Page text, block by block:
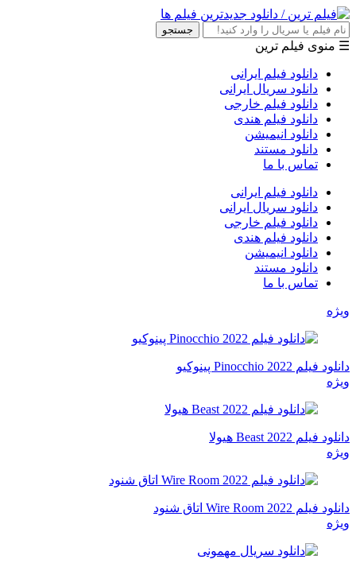
جستجو
☰ منوی فیلم ترین
دانلود فیلم ایرانی
دانلود سریال ایرانی
دانلود فیلم خارجی
دانلود فیلم هندی
دانلود انیمیشن
دانلود مستند
تماس با ما
دانلود فیلم ایرانی
دانلود سریال ایرانی
دانلود فیلم خارجی
دانلود فیلم هندی
دانلود انیمیشن
دانلود مستند
تماس با ما
ویژه
دانلود فیلم Pinocchio 2022 پینوکیو
ویژه
دانلود فیلم Beast 2022 هیولا
ویژه
دانلود فیلم Wire Room 2022 اتاق شنود
ویژه